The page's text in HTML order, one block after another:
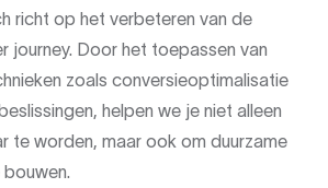
richt op het verbeteren van de
journey. Door het toepassen van
zoals conversieoptimalisatie
helpen we je niet alleen
te worden, maar ook om duurzame